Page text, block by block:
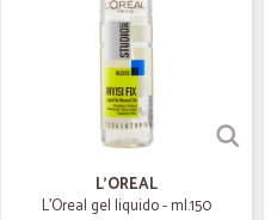
L'OREAL
L'Oreal gel liquido - ml.150